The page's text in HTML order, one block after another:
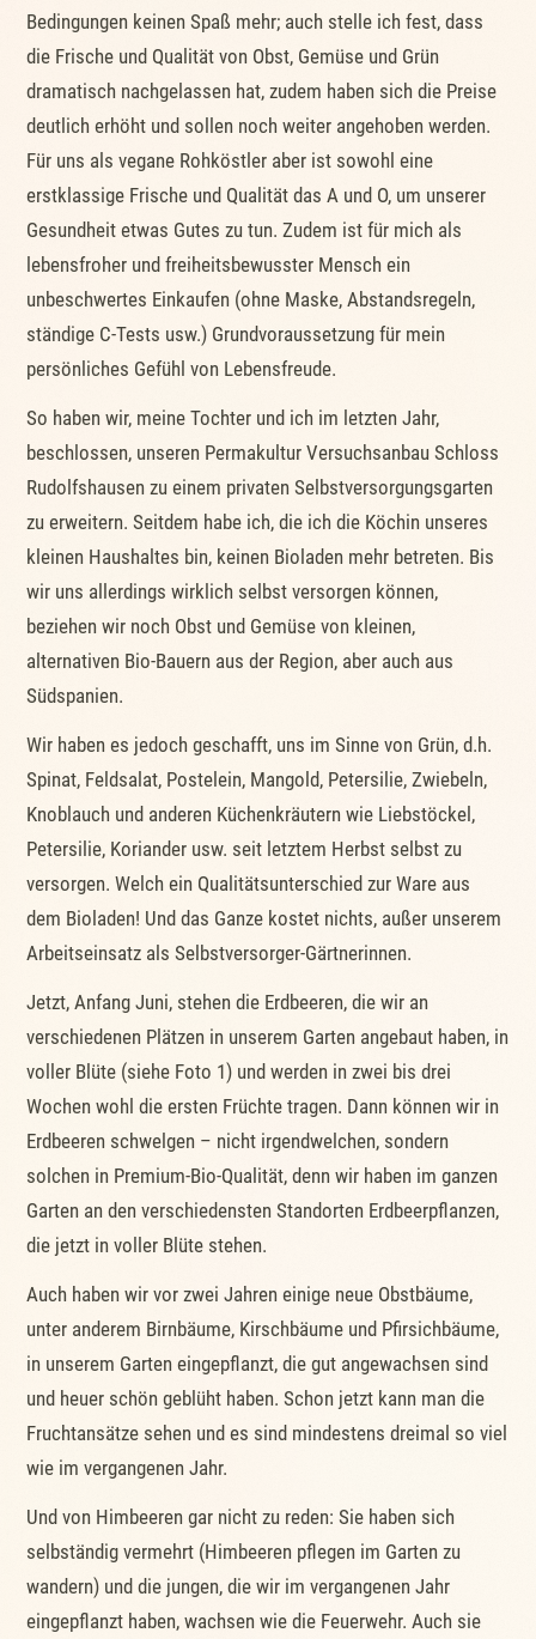
Bedingungen keinen Spaß mehr; auch stelle ich fest, dass
die Frische und Qualität von Obst, Gemüse und Grün
dramatisch nachgelassen hat, zudem haben sich die Preise
deutlich erhöht und sollen noch weiter angehoben werden.
Für uns als vegane Rohköstler aber ist sowohl eine
erstklassige Frische und Qualität das A und O, um unserer
Gesundheit etwas Gutes zu tun. Zudem ist für mich als
lebensfroher und freiheitsbewusster Mensch ein
unbeschwertes Einkaufen (ohne Maske, Abstandsregeln,
ständige C-Tests usw.) Grundvoraussetzung für mein
persönliches Gefühl von Lebensfreude.
So haben wir, meine Tochter und ich im letzten Jahr,
beschlossen, unseren Permakultur Versuchsanbau Schloss
Rudolfshausen zu einem privaten Selbstversorgungsgarten
zu erweitern. Seitdem habe ich, die ich die Köchin unseres
kleinen Haushaltes bin, keinen Bioladen mehr betreten. Bis
wir uns allerdings wirklich selbst versorgen können,
beziehen wir noch Obst und Gemüse von kleinen,
alternativen Bio-Bauern aus der Region, aber auch aus
Südspanien.
Wir haben es jedoch geschafft, uns im Sinne von Grün, d.h.
Spinat, Feldsalat, Postelein, Mangold, Petersilie, Zwiebeln,
Knoblauch und anderen Küchenkräutern wie Liebstöckel,
Petersilie, Koriander usw. seit letztem Herbst selbst zu
versorgen. Welch ein Qualitätsunterschied zur Ware aus
dem Bioladen! Und das Ganze kostet nichts, außer unserem
Arbeitseinsatz als Selbstversorger-Gärtnerinnen.
Jetzt, Anfang Juni, stehen die Erdbeeren, die wir an
verschiedenen Plätzen in unserem Garten angebaut haben, in
voller Blüte (siehe Foto 1) und werden in zwei bis drei
Wochen wohl die ersten Früchte tragen. Dann können wir in
Erdbeeren schwelgen – nicht irgendwelchen, sondern
solchen in Premium-Bio-Qualität, denn wir haben im ganzen
Garten an den verschiedensten Standorten Erdbeerpflanzen,
die jetzt in voller Blüte stehen.
Auch haben wir vor zwei Jahren einige neue Obstbäume,
unter anderem Birnbäume, Kirschbäume und Pfirsichbäume,
in unserem Garten eingepflanzt, die gut angewachsen sind
und heuer schön geblüht haben. Schon jetzt kann man die
Fruchtansätze sehen und es sind mindestens dreimal so viel
wie im vergangenen Jahr.
Und von Himbeeren gar nicht zu reden: Sie haben sich
selbständig vermehrt (Himbeeren pflegen im Garten zu
wandern) und die jungen, die wir im vergangenen Jahr
eingepflanzt haben, wachsen wie die Feuerwehr. Auch sie